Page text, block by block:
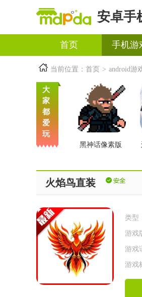
安卓手
首页 手机游
当前位置： 首页 > android游
大
家
都
爱
玩
黑神话像素版
火焰鸟直装
类型
游戏
游戏
游戏